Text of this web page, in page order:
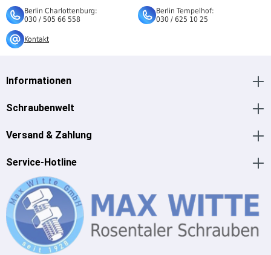
Berlin Charlottenburg:
030 / 505 66 558
Berlin Tempelhof:
030 / 625 10 25
Kontakt
Informationen
Schraubenwelt
Versand & Zahlung
Service-Hotline